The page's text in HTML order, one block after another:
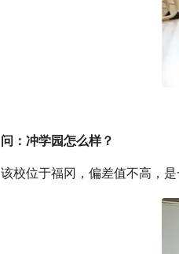
问：冲学园怎么样？
该校位于福冈，偏差值不高，